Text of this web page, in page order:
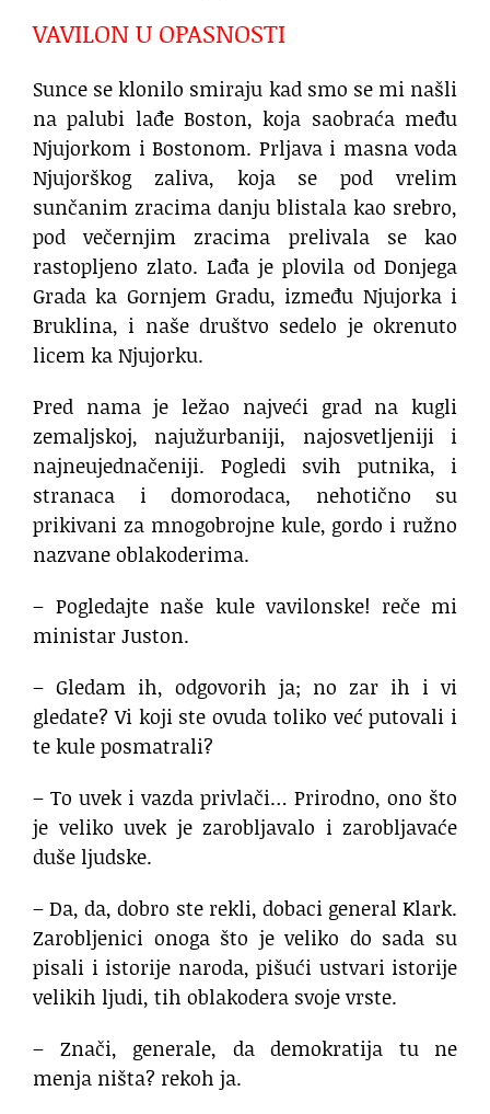
VAVILON U OPASNOSTI
Sunce se klonilo smiraju kad smo se mi našli
na palubi lađe Boston, koja saobraća među
Njujorkom i Bostonom. Prljava i masna voda
Njujorškog zaliva, koja se pod vrelim
sunčanim zracima danju blistala kao srebro,
pod večernjim zracima prelivala se kao
rastopljeno zlato. Lađa je plovila od Donjega
Grada ka Gornjem Gradu, između Njujorka i
Bruklina, i naše društvo sedelo je okrenuto
licem ka Njujorku.
Pred nama je ležao najveći grad na kugli
zemaljskoj, najužurbaniji, najosvetljeniji i
najneujednačeniji. Pogledi svih putnika, i
stranaca i domorodaca, nehotično su
prikivani za mnogobrojne kule, gordo i ružno
nazvane oblakoderima.
– Pogledajte naše kule vavilonske! reče mi
ministar Juston.
– Gledam ih, odgovorih ja; no zar ih i vi
gledate? Vi koji ste ovuda toliko već putovali i
te kule posmatrali?
– To uvek i vazda privlači… Prirodno, ono što
je veliko uvek je zarobljavalo i zarobljavaće
duše ljudske.
– Da, da, dobro ste rekli, dobaci general Klark.
Zarobljenici onoga što je veliko do sada su
pisali i istorije naroda, pišući ustvari istorije
velikih ljudi, tih oblakodera svoje vrste.
– Znači, generale, da demokratija tu ne
menja ništa? rekoh ja.